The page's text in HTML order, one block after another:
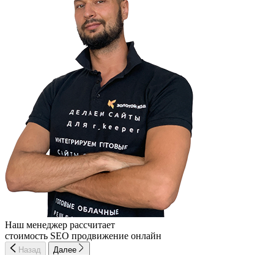
Наш менеджер рассчитает
стоимость SEO продвижение онлайн
Назад Далее